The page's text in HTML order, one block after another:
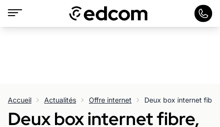
Accueil Actualités Offre internet
Deux box internet fibre,